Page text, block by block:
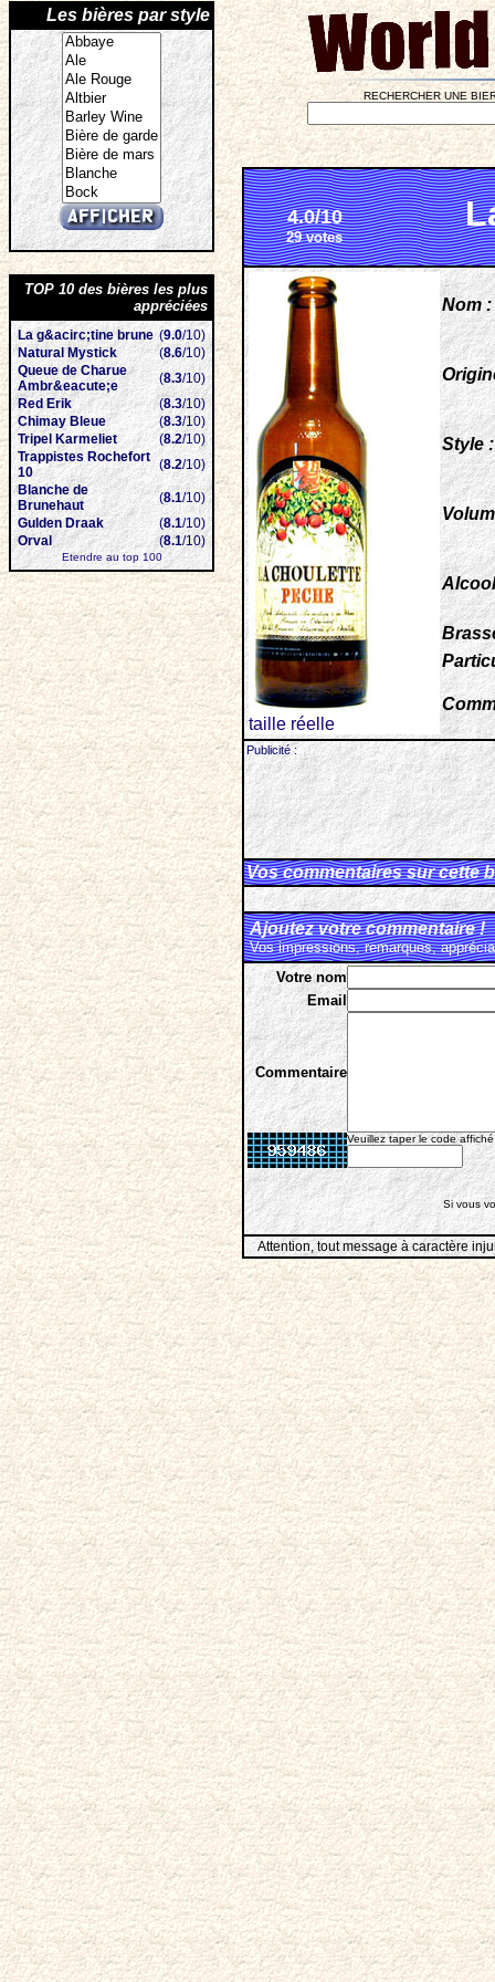
Les bières par style
TOP 10 des bières les plus
appréciées
La g&acirc;tine brune (9.0/10)
Natural Mystick
(8.6/10)
Queue de Charue
Ambr&eacute;e
(8.3/10)
Red Erik
(8.3/10)
Chimay Bleue
(8.3/10)
Tripel Karmeliet
(8.2/10)
Trappistes Rochefort
10
(8.2/10)
Blanche de
Brunehaut
(8.1/10)
Gulden Draak
(8.1/10)
Orval
(8.1/10)
Etendre au top 100
RECHERCHER UNE
4.0/10
29 votes
taille réelle
Nom :
Style :
Publicité :
Vos commentaires sur cette
Ajoutez votre commentaire !
Vos impressions, remarques,
Votre nom
Email
Commentaire
Veuillez taper le code
Si vous
Attention, tout message à caractère